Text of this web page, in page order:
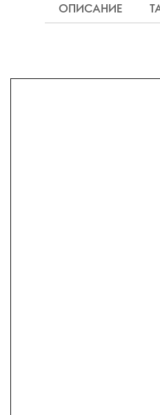
ОПИСАНИЕ